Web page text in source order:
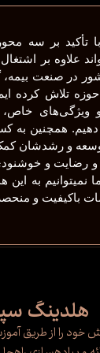
تأکید بر سه
علاوه بر
در صنعت
تلاش کرده
و ویژگی‌های خاص،
دهیم. همچنین به
و رشدشان کمک
رضایت و
به
باکیفیت و
هلدینگ
را از طریق